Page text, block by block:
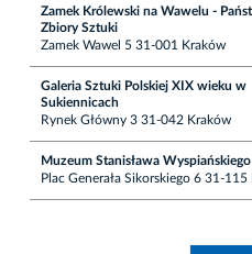
Zamek Królewski na Wawelu -
Zbiory Sztuki
Zamek Wawel 5 31-001 Kraków
Galeria Sztuki Polskiej XIX wieku w
Sukiennicach
Rynek Główny 3 31-042 Kraków
Muzeum Stanisława Wyspiańskiego
Plac Generała Sikorskiego 6 31-115